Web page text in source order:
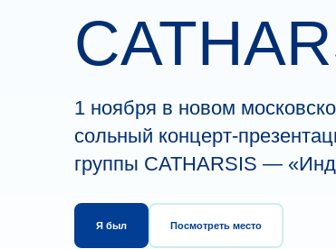
1 ноября в новом
сольный концерт-
группы CATHARSIS —
Я был Посмотреть место